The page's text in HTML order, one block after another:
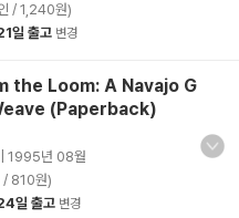
/ 1,240원)
일 출고 변경
the Loom: A Navajo G
(Paperback)
1995년 08월
/ 810원)
일 출고 변경